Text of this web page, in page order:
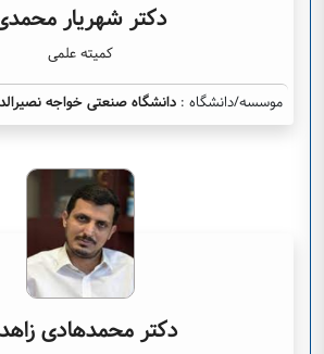
دکتر شهریار
کمیته علمی
موسسه/دانشگاه : دانشگاه صنعتی خواجه
دکتر محمدهادی